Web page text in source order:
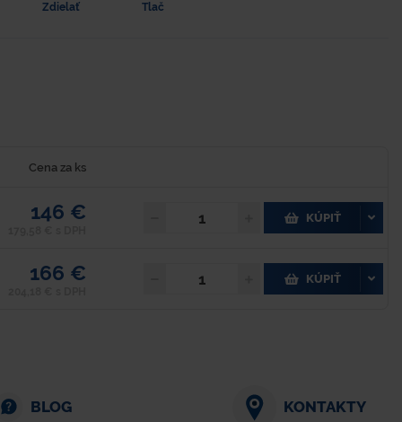
Zdielať Tlač
Cena za ks
146 € KÚPIŤ
166 € KÚPIŤ
BLOG KONTAKTY